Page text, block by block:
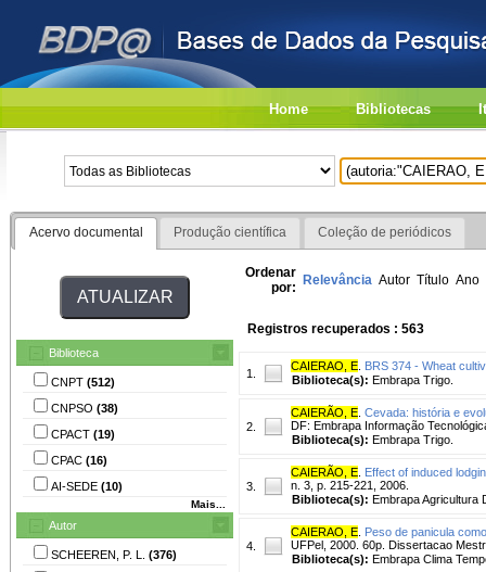
Home Bibliotecas
Acervo documental Produção científica Coleção de periódicos
Biblioteca
CNPT (512)
CNPSO (38)
CPACT (19)
CPAC (16)
AI-SEDE (10)
Mais...
Autor
SCHEEREN, P. L. (376)
Ordenar
por: Relevância Autor Título Ano
Registros recuperados : 563
1.
CAIERAO, E BRS 374 - Wheat
Biblioteca(s): Embrapa Trigo.
2.
CAIERÃO, E Cevada: história e
DF: Embrapa Informação
Biblioteca(s): Embrapa Trigo.
3.
CAIERÃO, E Effect of induced
n. 3, p. 215-221, 2006.
Biblioteca(s): Embrapa Agricultura
4.
CAIERAO, E Peso de panicula
UFPel, 2000. 60p. Dissertacao
Biblioteca(s): Embrapa Clima